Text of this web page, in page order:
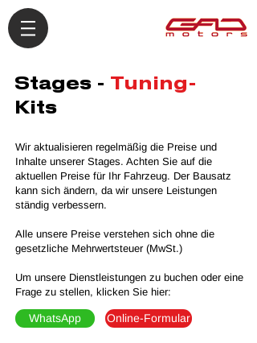
Stages - Tuning-
Kits
Wir aktualisieren regelmäßig die Preise und
Inhalte unserer Stages. Achten Sie auf die
aktuellen Preise für Ihr Fahrzeug. Der Bausatz
kann sich ändern, da wir unsere Leistungen
ständig verbessern.
Alle unsere Preise verstehen sich ohne die
gesetzliche Mehrwertsteuer (MwSt.)
Um unsere Dienstleistungen zu buchen oder eine
Frage zu stellen, klicken Sie hier:
WhatsApp Online-Formular